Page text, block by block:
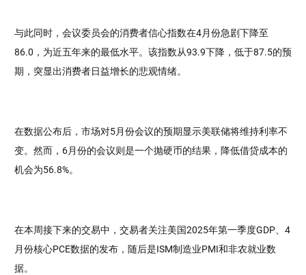
与此同时，会议委员会的消费者信心指数在4月份急剧下降至
86.0，为近五年来的最低水平。该指数从93.9下降，低于87.5的预
期，突显出消费者日益增长的悲观情绪。
在数据公布后，市场对5月份会议的预期显示美联储将维持利率不
变。然而，6月份的会议则是一个抛硬币的结果，降低借贷成本的
机会为56.8%。
在本周接下来的交易中，交易者关注美国2025年第一季度GDP、4
月份核心PCE数据的发布，随后是ISM制造业PMI和非农就业数
据。